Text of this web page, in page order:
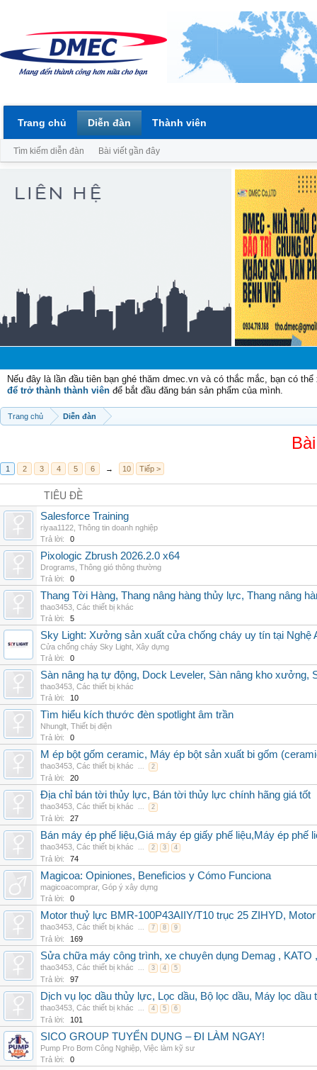
Nếu đây là lần đầu tiên bạn ghé thăm dmec.vn và có thắc mắc, bạn có
để trở thành thành viên để bắt đầu đăng bán sản phẩm của mình.
Trang chủ Diễn đàn
1 2 3 4 5 6 → 10 Tiếp >
TIÊU ĐỀ
Salesforce Training
riyaa1122 Thông tin doanh nghiệp
Trả lời:
0
Pixologic Zbrush 2026.2.0 x64
Drograms Thông gió thông thường
Trả lời:
0
Thang Tời Hàng, Thang nâng hàng thủy lực, Thang nâng
thao3453 Các thiết bị khác
Trả lời:
5
Sky Light: Xưởng sản xuất cửa chống cháy uy tín tại Nghệ
Cửa chống cháy Sky Light Xây dựng
Trả lời:
0
Sàn nâng hạ tự động, Dock Leveler, Sàn nâng kho xưởng,
thao3453 Các thiết bị khác
Trả lời:
10
Tìm hiểu kích thước đèn spotlight âm trần
Nhunglt Thiết bị điện
Trả lời:
0
M ép bột gốm ceramic, Máy ép bột sản xuất bi gốm
thao3453 Các thiết bị khác ... 2
Trả lời: 20
Địa chỉ bán tời thủy lực, Bán tời thủy lực chính hãng giá tốt
thao3453 Các thiết bị khác ... 2
Trả lời: 27
Bán máy ép phế liệu,Giá máy ép giấy phế liệu,Máy ép phế
thao3453 Các thiết bị khác ... 2 3 4
Trả lời: 74
Magicoa: Opiniones, Beneficios y Cómo Funciona
magicoacomprar, Góp ý xây dựng
Trả lời:
0
Motor thuỷ lực BMR-100P43AIIY/T10 trục 25 ZIHYD,
thao3453 Các thiết bị khác ... 7 8 9
Trả lời: 169
Sửa chữa máy công trình, xe chuyên dụng Demag , KATO
thao3453 Các thiết bị khác ... 3 4 5
Trả lời: 97
Dịch vụ lọc dầu thủy lực, Lọc dầu, Bộ lọc dầu, Máy lọc
thao3453 Các thiết bị khác ... 4 5 6
Trả lời: 101
SICO GROUP TUYỂN DỤNG – ĐI LÀM NGAY!
Pump Pro Bơm Công Nghiệp Việc làm kỹ sư
Trả lời:
0
Trang chủ Diễn đàn
Tìm kiếm diễn đàn Bài viết gần đây
Thành viên